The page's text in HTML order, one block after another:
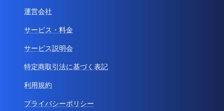
運営会社
サービス・料金
サービス説明会
特定商取引法に基づく表記
利用規約
プライバシーポリシー